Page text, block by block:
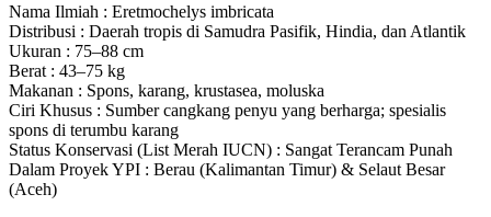
Nama Ilmiah : Eretmochelys imbricata
Distribusi : Daerah tropis di Samudra Pasifik, Hindia, dan Atlantik
Ukuran : 75–88 cm
Berat : 43–75 kg
Makanan : Spons, karang, krustasea, moluska
Ciri Khusus : Sumber cangkang penyu yang berharga; spesialis
spons di terumbu karang
Status Konservasi (List Merah IUCN) : Sangat Terancam Punah
Dalam Proyek YPI : Berau (Kalimantan Timur) & Selaut Besar
(Aceh)